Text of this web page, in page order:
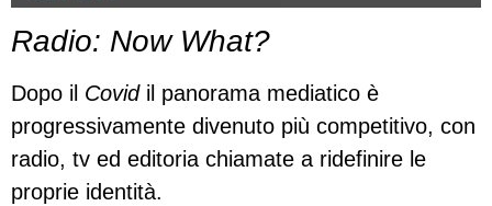
Radio: Now What?
Dopo il Covidil panorama mediatico è
progressivamente divenuto più competitivo, con
radio, tv ed editoria chiamate a ridefinire le
proprie identità.